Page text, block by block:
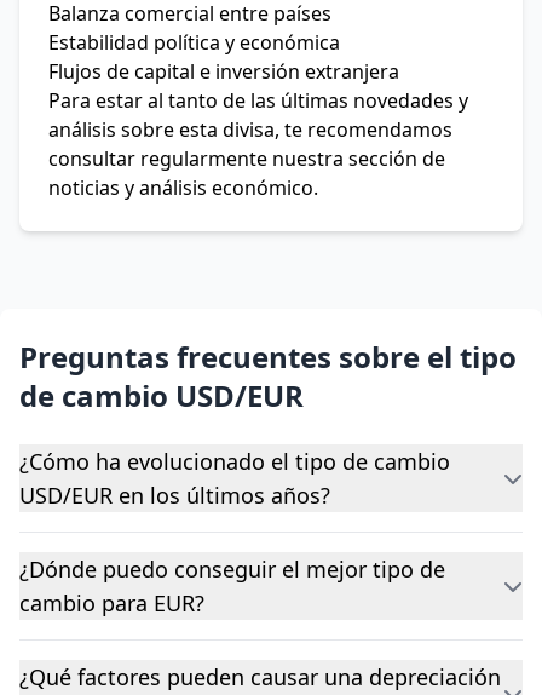
Balanza comercial entre países
Estabilidad política y económica
Flujos de capital e inversión extranjera
Para estar al tanto de las últimas novedades y
análisis sobre esta divisa, te recomendamos
consultar regularmente nuestra sección de
noticias y análisis económico.
Preguntas frecuentes sobre el tipo
de cambio USD/EUR
¿Cómo ha evolucionado el tipo de cambio
USD/EUR en los últimos años?
¿Dónde puedo conseguir el mejor tipo de
cambio para EUR?
¿Qué factores pueden causar una depreciación